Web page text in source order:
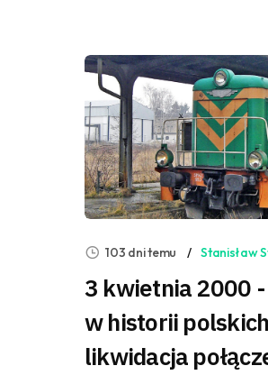
103 dni temu Stanisław
3 kwietnia 2000
w historii
likwidacja